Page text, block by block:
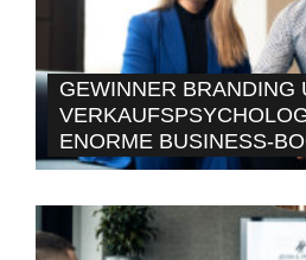
GEWINNER BRANDING
ENORME BUSINESS-